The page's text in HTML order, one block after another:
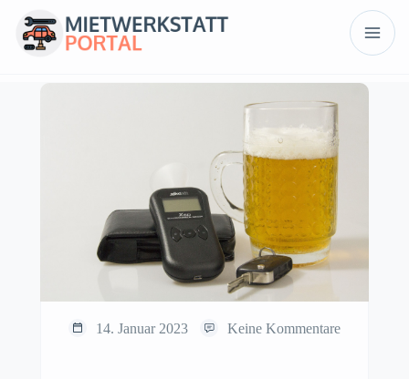
14. Januar 2023 Keine Kommentare